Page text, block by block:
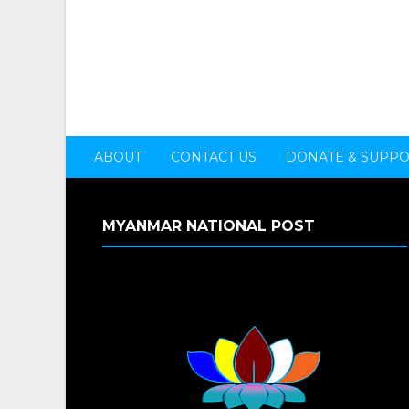
ABOUT CONTACT US DONATE &
MYANMAR NATIONAL POST